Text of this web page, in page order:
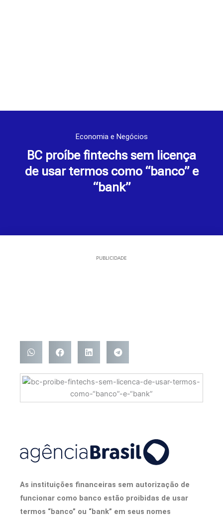
Economia e Negócios
BC proíbe fintechs sem licença
de usar termos como “banco” e
“bank”
PUBLICIDADE
As instituições financeiras sem autorização de
funcionar como banco estão proibidas de usar
termos “banco” ou “bank” em seus nomes